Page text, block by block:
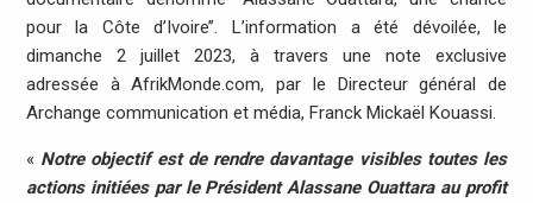
pour la Côte d’Ivoire’’. L’information a été dévoilée, le
dimanche 2 juillet 2023, à travers une note exclusive
adressée à AfrikMonde.com, par le Directeur général de
Archange communication et média, Franck Mickaël Kouassi.
« Notre objectif est de rendre davantage visibles toutes les
actions initiées par le Président Alassane Ouattara au profit